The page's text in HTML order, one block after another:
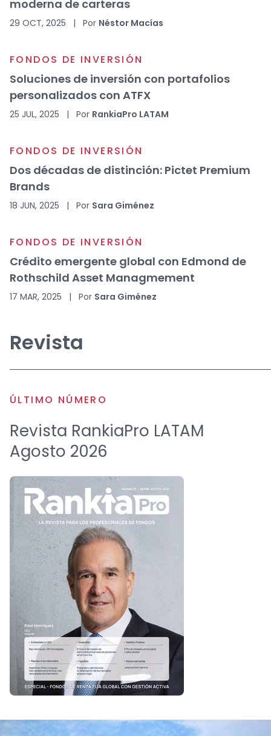
moderna de carteras
29 OCT, 2025 | Por Néstor Macías
FONDOS DE INVERSIÓN
Soluciones de inversión con portafolios
personalizados con ATFX
25 JUL, 2025 | Por RankiaPro LATAM
FONDOS DE INVERSIÓN
Dos décadas de distinción: Pictet Premium
Brands
18 JUN, 2025 | Por Sara Giménez
FONDOS DE INVERSIÓN
Crédito emergente global con Edmond de
Rothschild Asset Managmement
17 MAR, 2025 | Por Sara Giménez
Revista
ÚLTIMO NÚMERO
Revista RankiaPro LATAM
Agosto 2026